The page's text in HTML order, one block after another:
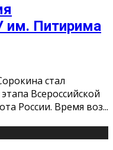
им. Питирима
стал
Всероссийской
России. Время воз...